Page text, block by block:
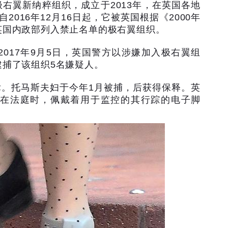
翼新纳粹组织，成立于2013年，在英国各地
2016年12 月 16 日起，它被英国根据《2000年
内政部列入禁止名单的极右翼组织。
年9 月 5 日，英国警方以涉嫌加入极右翼组
了该组织5名嫌疑人。
托马斯夫妇于今年1 月被捕，后获得保释。英
法庭时，佩戴着用于监控的其行踪的电子脚